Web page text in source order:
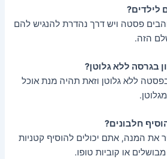
לילדים?
פסטה ויש דרך נהדרת להנגיש להם
הזה.
בגרסה ללא גלוטן?
ללא גלוטן וזאת תהיה מנת אוכל
חלבונים?
המנה, אתם יכולים להוסיף קטניות
או קוביות טופו.